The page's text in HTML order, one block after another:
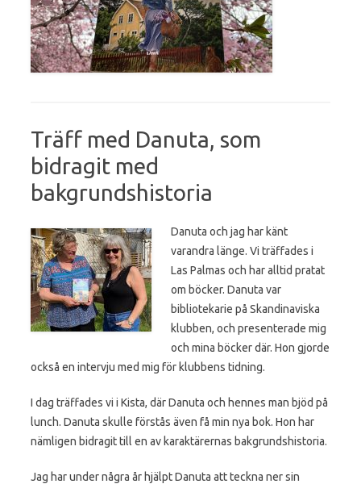
Träff med Danuta, som
bidragit med
bakgrundshistoria
Danuta och jag har känt
varandra länge. Vi träffades i
Las Palmas och har alltid pratat
om böcker. Danuta var
bibliotekarie på Skandinaviska
klubben, och presenterade mig
och mina böcker där. Hon gjorde
också en intervju med mig för klubbens tidning.
I dag träffades vi i Kista, där Danuta och hennes man bjöd på
lunch. Danuta skulle förstås även få min nya bok. Hon har
nämligen bidragit till en av karaktärernas bakgrundshistoria.
Jag har under några år hjälpt Danuta att teckna ner sin